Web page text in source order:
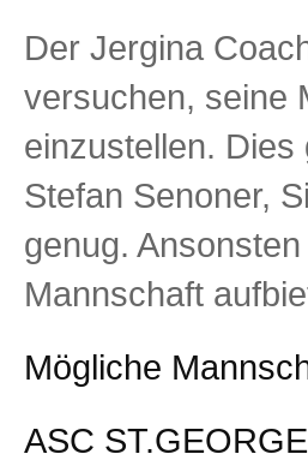
Der Jergina
versuchen, seine
einzustellen.
Stefan Senoner,
genug.
Mannschaft
Mögliche
ASC